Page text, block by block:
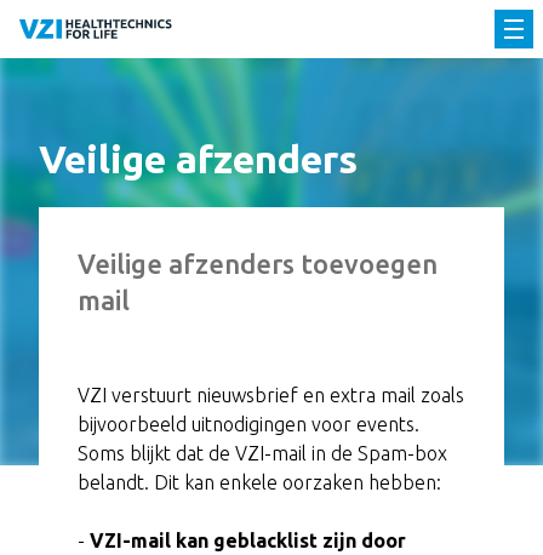
Veilige afzenders
Veilige afzenders toevoegen
mail
VZI verstuurt nieuwsbrief en extra mail zoals
bijvoorbeeld uitnodigingen voor events.
Soms blijkt dat de VZI-mail in de Spam-box
belandt. Dit kan enkele oorzaken hebben:
- VZI-mail kan geblacklist zijn door